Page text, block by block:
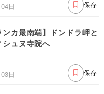
日 保存
ンカ最南端】ドンドラ岬と
シュヌ寺院へ
日 保存